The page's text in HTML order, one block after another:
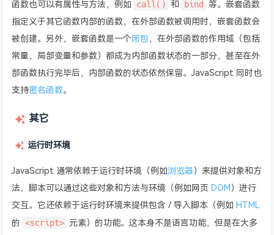
函数也可以有属性与方法，例如
call() 和 bind
等。嵌套函数
指定义于其它函数内部的函数，在外部函数被调用时，嵌套函数会
被创建。另外，嵌套函数是一个闭包 ，在外部函数的作用域（包括
常量，局部变量和参数）都成为内部函数状态的一部分，甚至在外
部函数执行完毕后，内部函数的状态依然保留。JavaScript 同时也
支持匿名函数。
其它
运行时环境
JavaScript 通常依赖于运行时环境（例如浏览器）来提供对象和方
法，脚本可以通过这些对象和方法与环境（例如网页 DOM ）进行
交互。它还依赖于运行时环境来提供包含 / 导入脚本（例如 HTML
的 <script> 元素）的功能。这本身不是语言功能，但是在大多